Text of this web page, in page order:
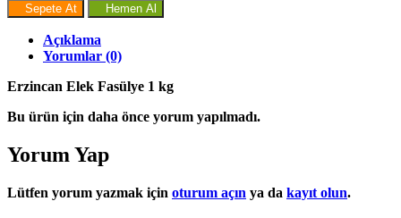
Sepete At Hemen Al
Açıklama
Yorumlar (0)
Erzincan Elek Fasülye 1 kg
Bu ürün için daha önce yorum yapılmadı.
Yorum Yap
Lütfen yorum yazmak için oturum açın ya da kayıt olun.